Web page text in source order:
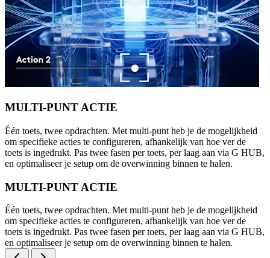
MULTI-PUNT ACTIE
Één toets, twee opdrachten. Met multi-punt heb je de mogelijkheid
om specifieke acties te configureren, afhankelijk van hoe ver de
toets is ingedrukt. Pas twee fasen per toets, per laag aan via G HUB,
en optimaliseer je setup om de overwinning binnen te halen.
MULTI-PUNT ACTIE
Één toets, twee opdrachten. Met multi-punt heb je de mogelijkheid
om specifieke acties te configureren, afhankelijk van hoe ver de
toets is ingedrukt. Pas twee fasen per toets, per laag aan via G HUB,
en optimaliseer je setup om de overwinning binnen te halen.